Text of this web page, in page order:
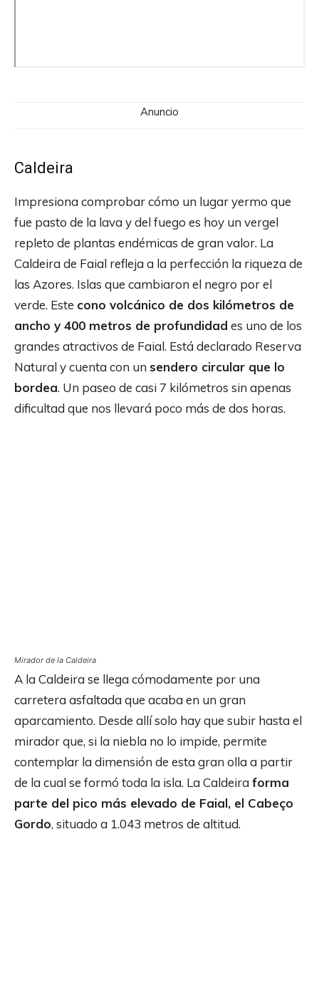
Anuncio
Caldeira
Impresiona comprobar cómo un lugar yermo que
fue pasto de la lava y del fuego es hoy un vergel
repleto de plantas endémicas de gran valor. La
Caldeira de Faial refleja a la perfección la riqueza de
las Azores. Islas que cambiaron el negro por el
verde. Este cono volcánico de dos kilómetros de
ancho y 400 metros de profundidad es uno de los
grandes atractivos de Faial. Está declarado Reserva
Natural y cuenta con un sendero circular que lo
bordea. Un paseo de casi 7 kilómetros sin apenas
dificultad que nos llevará poco más de dos horas.
Mirador de la Caldeira
A la Caldeira se llega cómodamente por una
carretera asfaltada que acaba en un gran
aparcamiento. Desde allí solo hay que subir hasta el
mirador que, si la niebla no lo impide, permite
contemplar la dimensión de esta gran olla a partir
de la cual se formó toda la isla. La Caldeira forma
parte del pico más elevado de Faial, el Cabeço
Gordo, situado a 1.043 metros de altitud.